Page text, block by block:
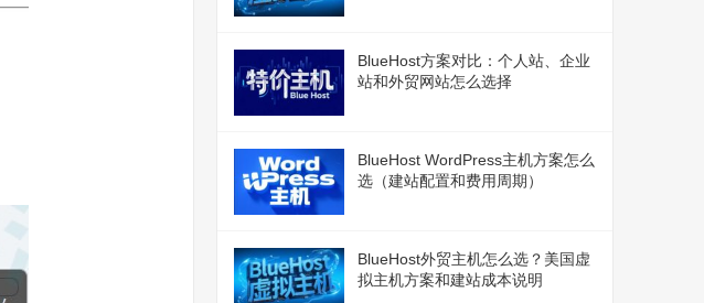
BlueHost方案对比：个人站、企业
站和外贸网站怎么选择
BlueHost WordPress主机方案怎么
选（建站配置和费用周期）
BlueHost外贸主机怎么选？美国虚
拟主机方案和建站成本说明